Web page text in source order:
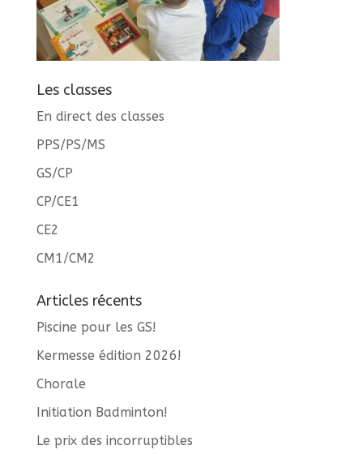
Les classes
En direct des classes
PPS/PS/MS
GS/CP
CP/CE1
CE2
CM1/CM2
Articles récents
Piscine pour les GS!
Kermesse édition 2026!
Chorale
Initiation Badminton!
Le prix des incorruptibles